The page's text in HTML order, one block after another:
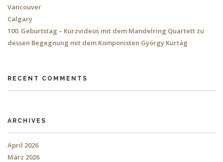
Vancouver
Calgary
100. Geburtstag – Kurzvideos mit dem Mandelring Quartett zu
dessen Begegnung mit dem Komponisten György Kurtág
RECENT COMMENTS
ARCHIVES
April 2026
März 2026